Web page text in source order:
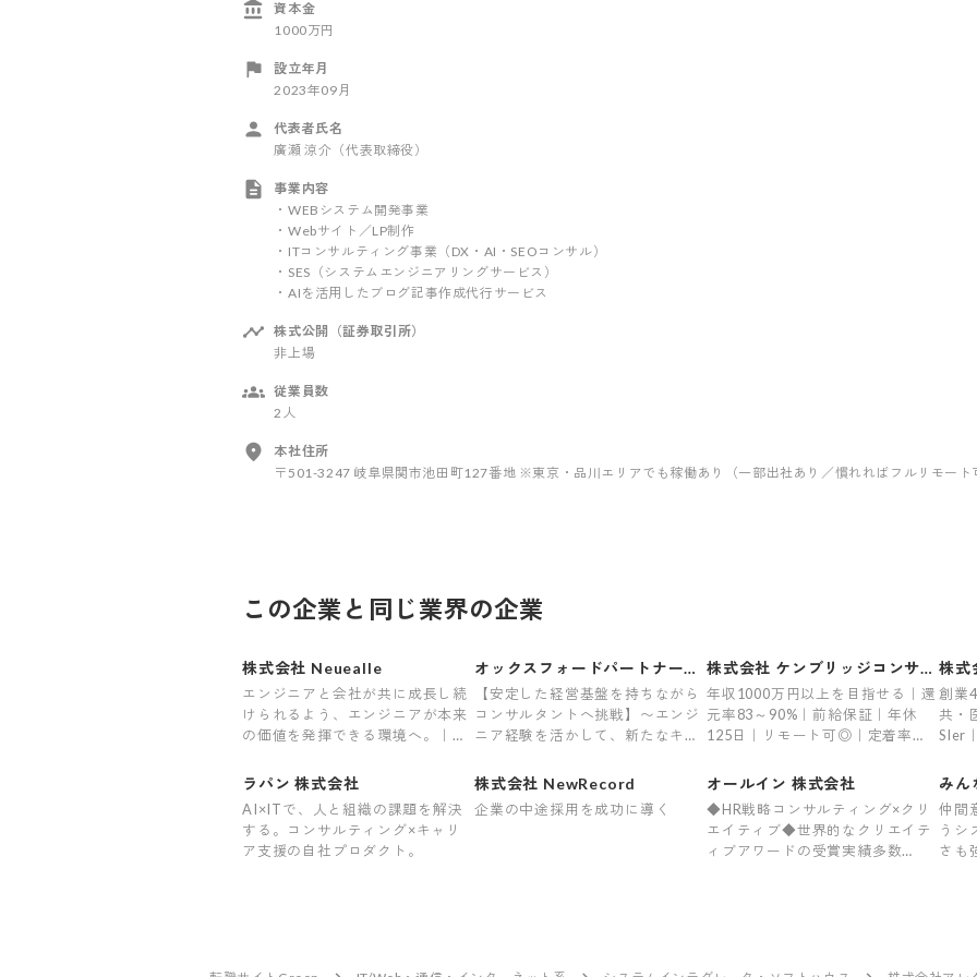
資本金
1000万円
設立年月
2023年09月
代表者氏名
廣瀬 涼介（代表取締役）
事業内容
・WEBシステム開発事業
・Webサイト／LP制作
・ITコンサルティング事業（DX・AI・SEOコンサル）
・SES（システムエンジニアリングサービス）
・AIを活用したブログ記事作成代行サービス
株式公開（証券取引所）
非上場
従業員数
2人
本社住所
〒501-3247 岐阜県関市池田町127番地 ※東京・品川エリアでも稼働あり（一部出社あり／慣れればフルリモート
この企業と同じ業界の企業
株式会社 Neuealle
エンジニアと会社が共に成長し続
けられるよう、エンジニアが本来
の価値を発揮できる環境へ。｜年
上流案件｜裁量大
オックスフォードパートナーズ
株式会社
【安定した経営基盤を持ちながら
コンサルタントへ挑戦】〜エンジ
ニア経験を活かして、新たなキャ
会社〜
株式会社 ケンブリッジコンサル
ティング
年収1000万円以上を目指せる｜還
元率83～90%｜前給保証｜年休
125日｜リモート可◎｜定着率
100%
株式
ト
創業
共・
SIer
ラパン 株式会社
AI×ITで、人と組織の課題を解決
する。コンサルティング×キャリ
ア支援の自社プロダクト。
株式会社 NewRecord
企業の中途採用を成功に導く
オールイン 株式会社
◆HR戦略コンサルティング×クリ
エイティブ◆世界的なクリエイテ
ィブアワードの受賞実績多数
みん
仲間
うシ
さも